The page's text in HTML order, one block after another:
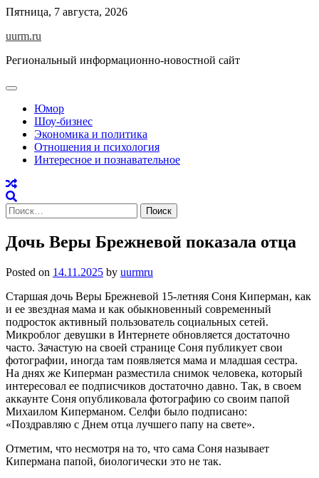
Skip
content
Пятница, 7 августа, 2026
uurm.ru
Региональный информационно-новостной сайт
Юмор
Шоу-бизнес
Экономика и политика
Отношения и психология
Интересное и познавательное
Найти:
Дочь Веры Брежневой показала отца
Posted on 14.11.2025 by uurmru
Старшая дочь Веры Брежневой 15-летняя Соня Киперман, как
и ее звездная мама и как обыкновенный современный
подросток активный пользователь социальных сетей.
Микроблог девушки в Интернете обновляется достаточно
часто. Зачастую на своей странице Соня публикует свои
фотографии, иногда там появляется мама и младшая сестра.
На днях же Киперман разместила снимок человека, который
интересовал ее подписчиков достаточно давно. Так, в своем
аккаунте Соня опубликовала фотографию со своим папой
Михаилом Киперманом. Селфи было подписано:
«Поздравляю с Днем отца лучшего папу на свете».
Отметим, что несмотря на то, что сама Соня называет
Кипермана папой, биологически это не так.